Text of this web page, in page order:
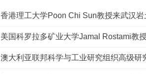
香港理工大学Poon Chi Sun教授来武汉
美国科罗拉多矿业大学Jamal Rostami教
澳大利亚联邦科学与工业研究组织高级